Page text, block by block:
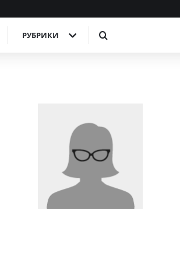
РУБРИКИ